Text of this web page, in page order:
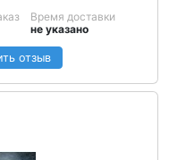
Время доставки
не указано
отзыв